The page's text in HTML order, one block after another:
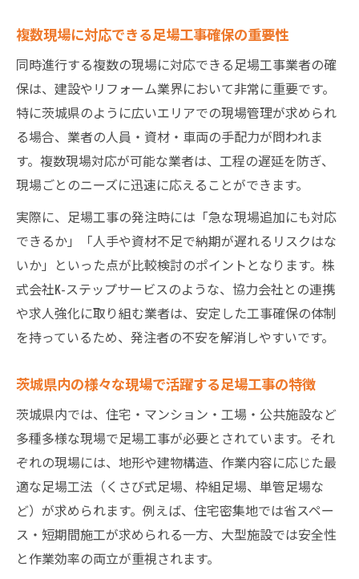
複数現場に対応できる足場工事確保の重要性
同時進行する複数の現場に対応できる足場工事業者の確
保は、建設やリフォーム業界において非常に重要です。
特に茨城県のように広いエリアでの現場管理が求められ
る場合、業者の人員・資材・車両の手配力が問われま
す。複数現場対応が可能な業者は、工程の遅延を防ぎ、
現場ごとのニーズに迅速に応えることができます。
実際に、足場工事の発注時には「急な現場追加にも対応
できるか」「人手や資材不足で納期が遅れるリスクはな
いか」といった点が比較検討のポイントとなります。株
式会社K-ステップサービスのような、協力会社との連携
や求人強化に取り組む業者は、安定した工事確保の体制
を持っているため、発注者の不安を解消しやすいです。
茨城県内の様々な現場で活躍する足場工事の特徴
茨城県内では、住宅・マンション・工場・公共施設など
多種多様な現場で足場工事が必要とされています。それ
ぞれの現場には、地形や建物構造、作業内容に応じた最
適な足場工法（くさび式足場、枠組足場、単管足場な
ど）が求められます。例えば、住宅密集地では省スペー
ス・短期間施工が求められる一方、大型施設では安全性
と作業効率の両立が重視されます。